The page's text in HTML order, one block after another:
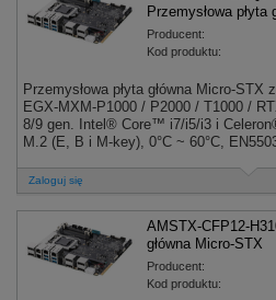
Przemysłowa płyta
Producent:
Kod produktu:
Przemysłowa płyta główna Micro-
EGX-MXM-P1000 / P2000 / T1000 /
8/9 gen. Intel® Core™ i7/i5/i3 i
M.2 (E, B i M-key), 0°C ~ 60°C,
Zaloguj się
AMSTX-CFP12-
główna Micro-STX
Producent:
Kod produktu: